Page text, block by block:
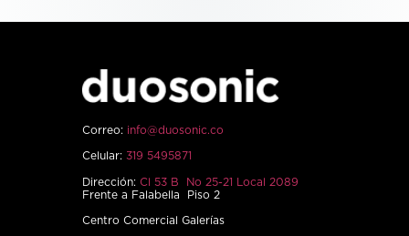
Correo: info@duosonic.co
Celular: 319 5495871
Dirección: Cl 53 B No 25-21 Local 2089
Frente a Falabella Piso 2
Centro Comercial Galerías